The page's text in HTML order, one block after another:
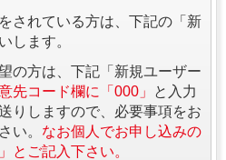
されている方は、下記の「新
します。
の方は、下記「新規ユーザー
先コード欄に「000」
と入力
りしますので、必要事項をお
い。 なお個人でお申し込みの
とご記入下さい。